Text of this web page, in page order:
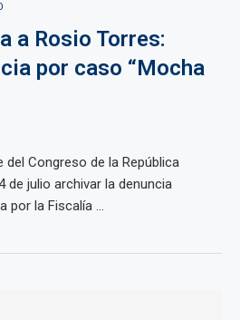
a Rosio Torres:
por caso “Mocha
Congreso de la República
de julio archivar la denuncia
por la Fiscalía ...